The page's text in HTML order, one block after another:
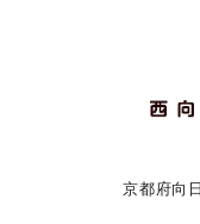
京都府向